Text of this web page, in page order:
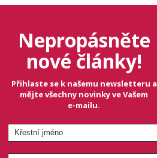
Nepropásněte
nové články!
Přihlaste se k našemu newsletteru a
mějte všechny novinky ve Vašem
e-mailu.